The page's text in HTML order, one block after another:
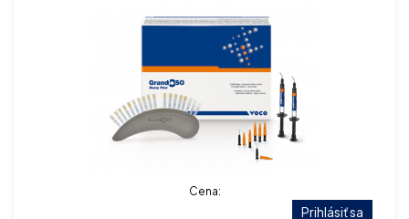
Cena:
Prihlásiť sa